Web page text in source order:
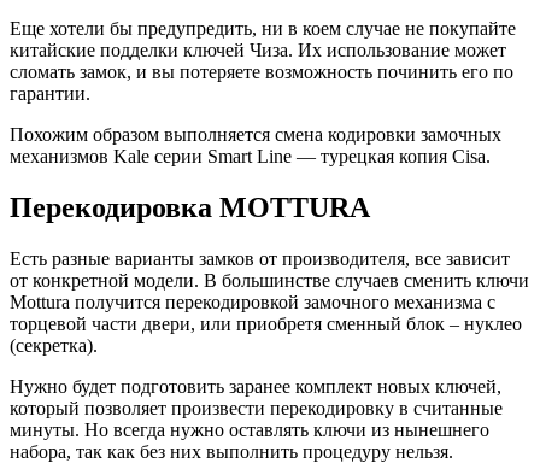
Еще хотели бы предупредить, ни в коем случае не покупайте
китайские подделки ключей Чиза. Их использование может
сломать замок, и вы потеряете возможность починить его по
гарантии.
Похожим образом выполняется смена кодировки замочных
механизмов Kale серии Smart Line — турецкая копия Cisa.
Перекодировка MOTTURA
Есть разные варианты замков от производителя, все зависит
от конкретной модели. В большинстве случаев сменить ключи
Mottura получится перекодировкой замочного механизма с
торцевой части двери, или приобретя сменный блок – нуклео
(секретка).
Нужно будет подготовить заранее комплект новых ключей,
который позволяет произвести перекодировку в считанные
минуты. Но всегда нужно оставлять ключи из нынешнего
набора, так как без них выполнить процедуру нельзя.